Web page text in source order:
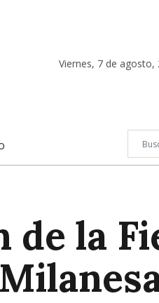
Viernes, 7 de agosto,
de la